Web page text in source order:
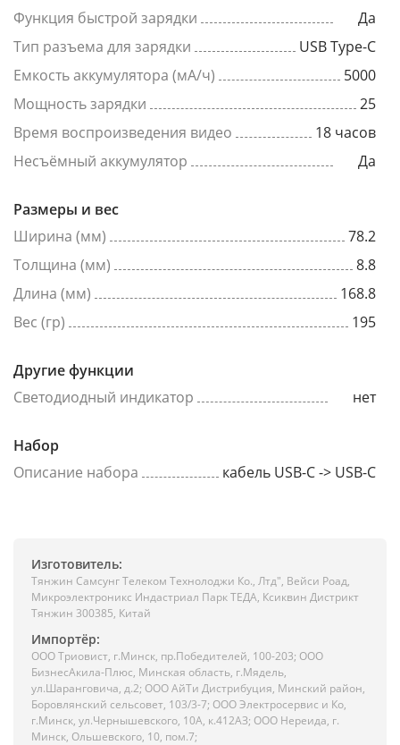
Функция быстрой зарядки
Да
Тип разъема для зарядки
USB Type-C
Емкость аккумулятора (мА/ч)
5000
Мощность зарядки
25
Время воспроизведения видео
18 часов
Несъёмный аккумулятор
Да
Размеры и вес
Ширина (мм)
78.2
Толщина (мм)
8.8
Длина (мм)
168.8
Вес (гр)
195
Другие функции
Светодиодный индикатор
нет
Набор
Описание набора
кабель USB-C -> USB-C
Изготовитель:
Тянжин Самсунг Телеком Технолоджи Ко., Лтд", Вейси Роад,
Микроэлектроникс Индастриал Парк ТЕДА, Ксиквин Дистрикт
Тянжин 300385, Китай
Импортёр:
ООО Триовист, г.Минск, пр.Победителей, 100-203; ООО
БизнесАкила-Плюс, Минская область, г.Мядель,
ул.Шаранговича, д.2; ООО АйТи Дистрибуция, Минский район,
Боровлянский сельсовет, 103/3-7; ООО Электросервис и Ко,
г.Минск, ул.Чернышевского, 10А, к.412АЗ; ООО Нереида, г.
Минск, Ольшевского, 10, пом.7;